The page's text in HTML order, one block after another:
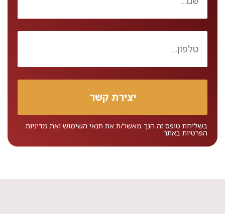
בשליחת טופס זה הנך מאשר/ת את תנאי השימוש ואת מדיניות
הפרטיות באתר.